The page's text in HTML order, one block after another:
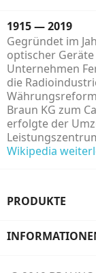
1915 — 2019
Gegründet im
optischer
Unternehmen
die
Braun KG zum
erfolgte der
Wikipedia
PRODUKTE